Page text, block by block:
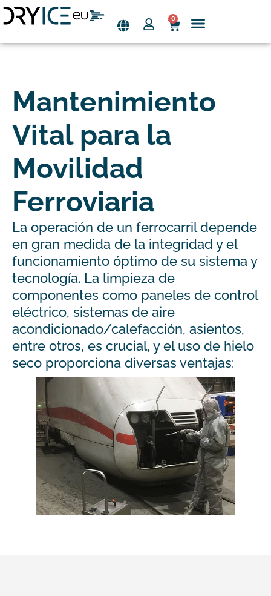
al
0
Mantenimiento
Vital para la
Movilidad
Ferroviaria
La operación de un ferrocarril depende
en gran medida de la integridad y el
funcionamiento óptimo de su sistema y
tecnología. La limpieza de
componentes como paneles de control
eléctrico, sistemas de aire
acondicionado/calefacción, asientos,
entre otros, es crucial, y el uso de hielo
seco proporciona diversas ventajas: